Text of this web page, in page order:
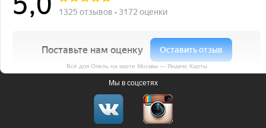
Всё для Опель на карте Москвы — Яндекс Карты
Мы в соцсетях